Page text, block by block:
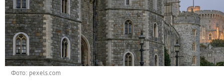
Фото: pexels.com